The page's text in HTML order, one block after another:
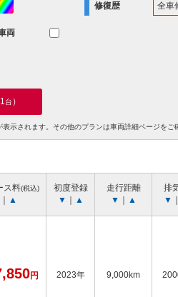
修復歴 全車
両
1台 ）
示されます。その他のプランは車両詳細ページをご
ス料(税込)
▲
初度登録
▼
▲
走行距離
▼
▲
排
▼
円 2023年 9,000km